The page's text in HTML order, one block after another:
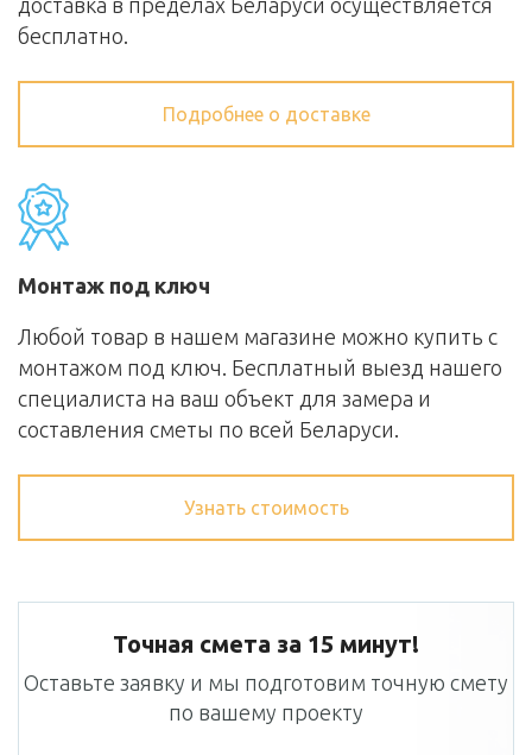
доставка в пределах Беларуси осуществляется
бесплатно.
Подробнее о доставке
Монтаж под ключ
Любой товар в нашем магазине можно купить с
монтажом под ключ. Бесплатный выезд нашего
специалиста на ваш объект для замера и
составления сметы по всей Беларуси.
Узнать стоимость
Точная смета за 15 минут!
Оставьте заявку и мы подготовим точную смету
по вашему проекту